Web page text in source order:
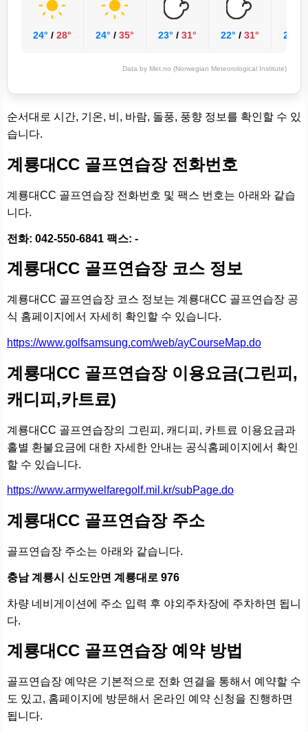
24° / 28° 24° / 35° 23° / 31° 22° / 31° 20°
Data by Met.no (Norwegian Meteorological Institute)
순서대로 시간, 기온, 비, 바람, 돌풍, 풍향 정보를 확인할 수 있
습니다.
계룡대CC 골프연습장 전화번호
계룡대CC 골프연습장 전화번호 및 팩스 번호는 아래와 같습
니다.
전화: 042-550-6841 팩스: -
계룡대CC 골프연습장 코스 정보
계룡대CC 골프연습장 코스 정보는 계룡대CC 골프연습장 공
식 홈페이지에서 자세히 확인할 수 있습니다.
https://www.golfsamsung.com/web/ayCourseMap.do
계룡대CC 골프연습장 이용요금(그린피,
캐디피,카트료)
계룡대CC 골프연습장의 그린피, 캐디피, 카트료 이용요금과
홀별 환불요금에 대한 자세한 안내는 공식홈페이지에서 확인
할 수 있습니다.
https://www.armywelfaregolf.mil.kr/subPage.do
계룡대CC 골프연습장 주소
골프연습장 주소는 아래와 같습니다.
충남 계룡시 신도안면 계룡대로 976
차량 네비게이션에 주소 입력 후 야외주차장에 주차하면 됩니
다.
계룡대CC 골프연습장 예약 방법
골프연습장 예약은 기본적으로 전화 연결을 통해서 예약할 수
도 있고, 홈페이지에 방문해서 온라인 예약 신청을 진행하면
됩니다.